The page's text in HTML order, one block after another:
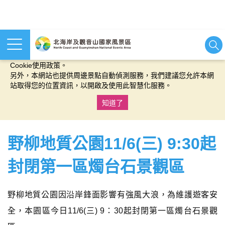
本網站使用cookies等相關技術以持續優化網站服務，並有助於為
Cookie使用政策。
另外，本網站也提供周邊景點自動偵測服務，我們建議您允許本網
站取得您的位置資訊，以開啟及使用此智慧化服務。
知道了
野柳地質公園11/6(三) 9:30起
封閉第一區燭台石景觀區
野柳地質公園因沿岸鋒面影響有強風大浪，為維護遊客安
全，本園區今日11/6(三) 9：30起封閉第一區燭台石景觀